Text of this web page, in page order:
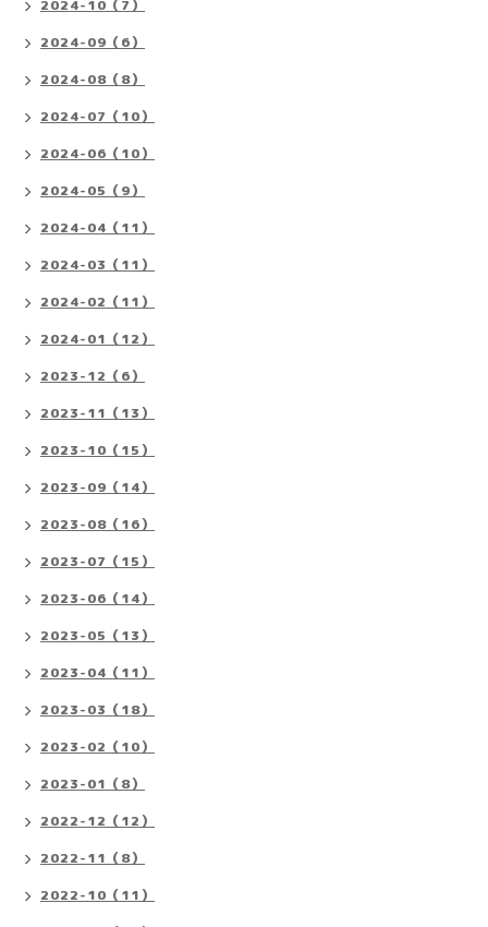
2024-10（7）
2024-09（6）
2024-08（8）
2024-07（10）
2024-06（10）
2024-05（9）
2024-04（11）
2024-03（11）
2024-02（11）
2024-01（12）
2023-12（6）
2023-11（13）
2023-10（15）
2023-09（14）
2023-08（16）
2023-07（15）
2023-06（14）
2023-05（13）
2023-04（11）
2023-03（18）
2023-02（10）
2023-01（8）
2022-12（12）
2022-11（8）
2022-10（11）